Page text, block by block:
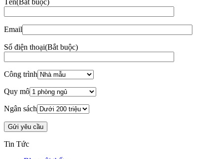
Tên(Bắt buộc)
Email
Số điện thoại(Bắt buộc)
Công trình
Quy mô
Ngân sách
Tin Tức